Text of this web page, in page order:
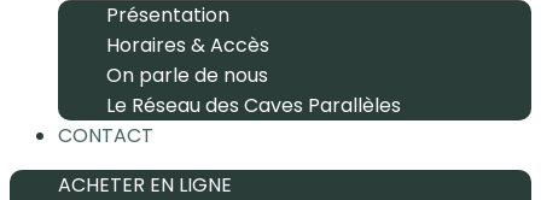
Présentation
Horaires & Accès
On parle de nous
Le Réseau des Caves Parallèles
CONTACT
ACHETER EN LIGNE